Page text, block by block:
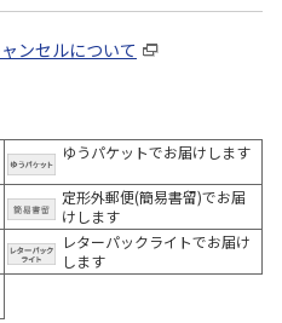
ンセルについて
ゆうパケットでお届けします
定形外郵便(簡易書留)でお届
けします
レターパックライトでお届け
します